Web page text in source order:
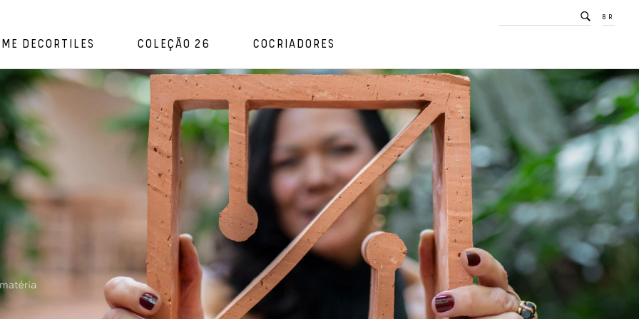
BR
DECORTILES COLEÇÃO 26 COCRIADORES